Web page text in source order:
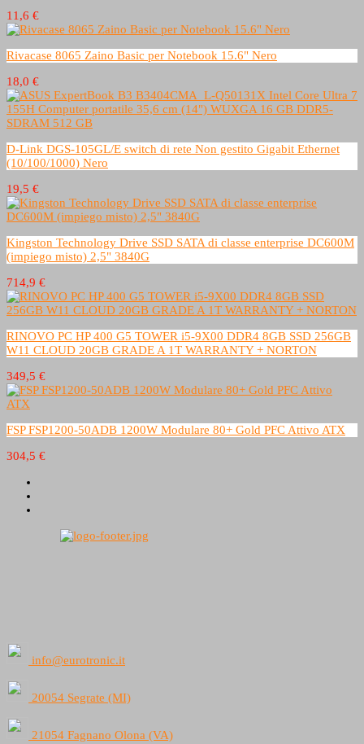
11,6 €
Rivacase 8065 Zaino Basic per Notebook 15.6" Nero
18,0 €
D-Link DGS-105GL/E switch di rete Non gestito Gigabit Ethernet
(10/100/1000) Nero
19,5 €
Kingston Technology Drive SSD SATA di classe enterprise DC600M
(impiego misto) 2,5" 3840G
714,9 €
RINOVO PC HP 400 G5 TOWER i5-9X00 DDR4 8GB SSD 256GB
W11 CLOUD 20GB GRADE A 1T WARRANTY + NORTON
349,5 €
FSP FSP1200-50ADB 1200W Modulare 80+ Gold PFC Attivo ATX
304,5 €
info@eurotronic.it
20054 Segrate (MI)
21054 Fagnano Olona (VA)